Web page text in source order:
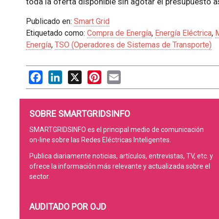
Publicado en: Smart Grid
Etiquetado como: Compra de Energía, Energía Eléctrica,
Energía, TSO (Operadores de Sistemas de Transporte)
FacebookLinkedIn
X PinterestEmail
SOBRE SMARTGRIDSINFO
SMARTGRIDSINFO es el principal medio de comunicación
on-line sobre las Redes Eléctricas Inteligentes.
Publica diariamente noticias, artículos, entrevistas, TV, etc. y
ofrece la información más relevante y actualizada sobre el
sector.
AUDITADO POR OJD